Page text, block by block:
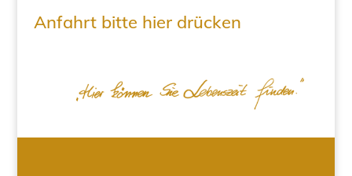
Anfahrt bitte hier drücken